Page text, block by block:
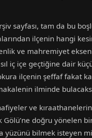
sayfası, tam da bu
ilçenin hangi
ve mahremiyet
içe geçtiğine dair
ilçenin şeffaf fakat
ilminde
ve
Gölü’ne doğru
yüzünü bilmek isteyen